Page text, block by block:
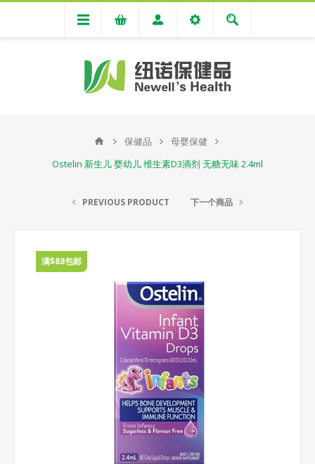
保健品
母婴保健
Ostelin 新生儿 婴幼儿 维生素D3滴剂 无糖无味 2.4ml
PREVIOUS PRODUCT 下一个商品
满$88包邮